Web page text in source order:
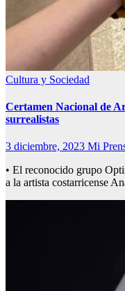
Cultura y Sociedad
Certamen Nacional de
surrealistas
3 diciembre, 2023 Mi
• El reconocido grupo
a la artista costarricense